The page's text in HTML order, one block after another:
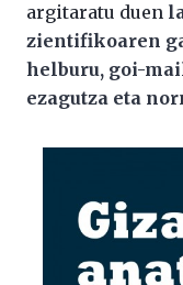
argitaratu duen
zientifikoaren
helburu, goi-
ezagutza eta